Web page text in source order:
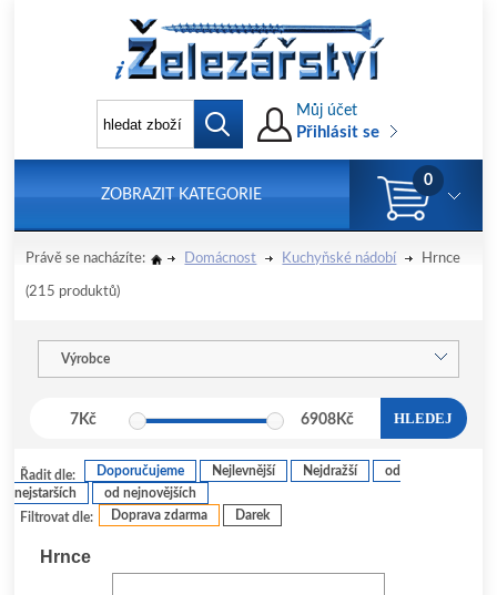
Můj účet
Přihlásit se
ZOBRAZIT KATEGORIE
0
Právě se nacházíte: Domácnost Kuchyňské nádobí Hrnce
(215 produktů)
Výrobce
7 Kč 6908 Kč HLEDEJ
Filtrovat dle: Doprava zdarma Darek
Řadit dle: Doporučujeme Nejlevnější Nejdražší
od
nejstarších
od nejnovějších
Hrnce